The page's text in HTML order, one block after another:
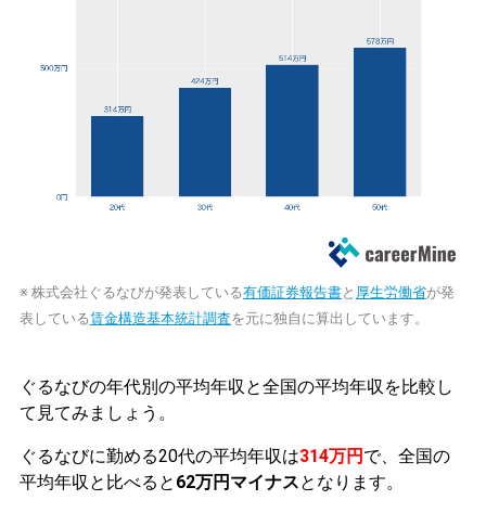
※ 株式会社ぐるなびが発表している有価証券報告書と 厚生労働省が発
表している賃金構造基本統計調査を元に独自に算出しています。
ぐるなびの年代別の平均年収と全国の平均年収を比較し
て見てみましょう。
ぐるなびに勤める20代の平均年収は314万円 で、全国の
平均年収と比べると 62万円マイナスとなります。